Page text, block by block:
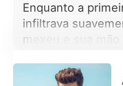
Enquanto a
infiltrava
mexeu e sua
várias vezes, ela